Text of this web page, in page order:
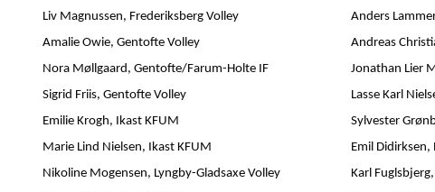
Liv Magnussen, Frederiksberg Volley
Amalie Owie, Gentofte Volley
Nora Møllgaard, Gentofte/Farum-Holte IF
Sigrid Friis, Gentofte Volley
Emilie Krogh, Ikast KFUM
Marie Lind Nielsen, Ikast KFUM
Nikoline Mogensen, Lyngby-Gladsaxe Volley
Anders
Andreas
Jonathan Lier
Lasse Karl
Sylvester
Emil Didirksen,
Karl